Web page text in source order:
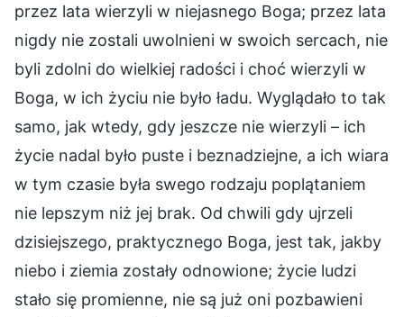
przez lata wierzyli w niejasnego Boga; przez lata
nigdy nie zostali uwolnieni w swoich sercach, nie
byli zdolni do wielkiej radości i choć wierzyli w
Boga, w ich życiu nie było ładu. Wyglądało to tak
samo, jak wtedy, gdy jeszcze nie wierzyli – ich
życie nadal było puste i beznadziejne, a ich wiara
w tym czasie była swego rodzaju poplątaniem
nie lepszym niż jej brak. Od chwili gdy ujrzeli
dzisiejszego, praktycznego Boga, jest tak, jakby
niebo i ziemia zostały odnowione; życie ludzi
stało się promienne, nie są już oni pozbawieni